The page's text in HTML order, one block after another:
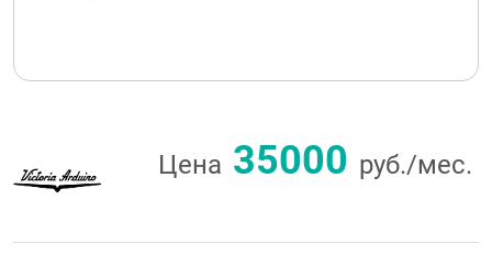
Цена 35000 руб./мес.